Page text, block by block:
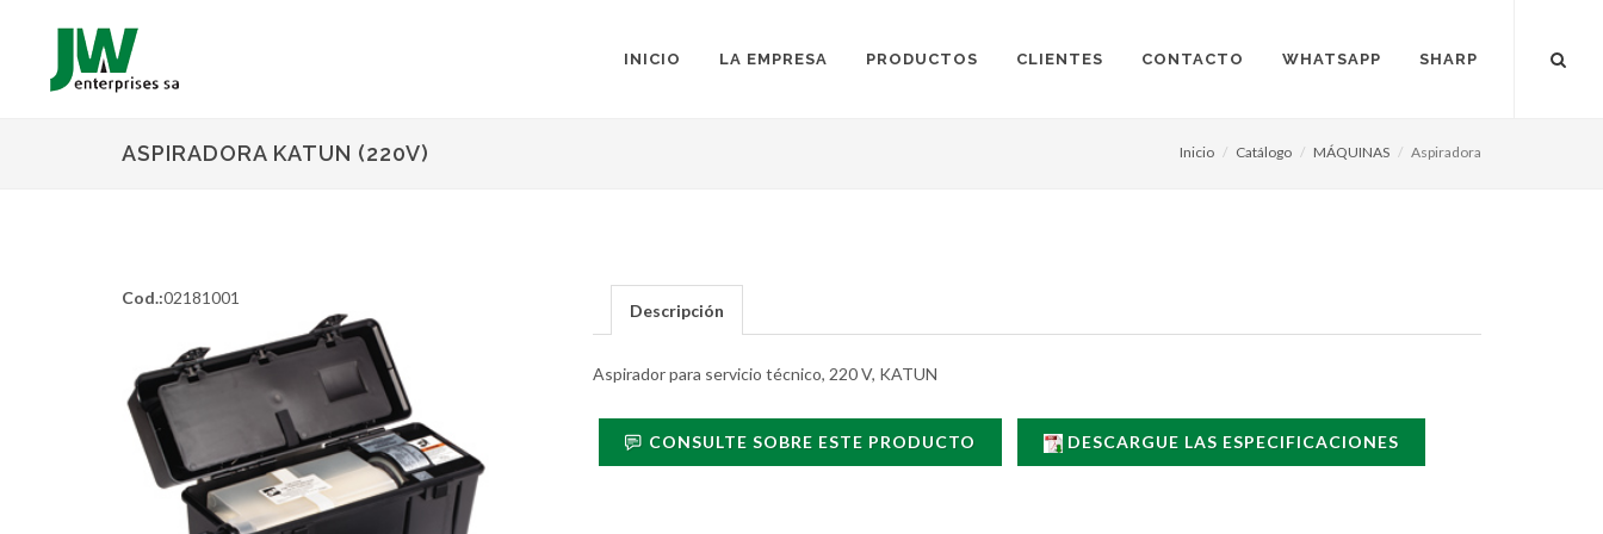
INICIO LA EMPRESA PRODUCTOS CLIENTES CONTACTO WHATSAPP SHARP
ASPIRADORA KATUN (220V) Inicio Catálogo MÁQUINAS Aspiradora
Cod.:02181001
Descripción
Aspirador para servicio técnico, 220 V, KATUN
CONSULTE SOBRE ESTE PRODUCTO DESCARGUE LAS ESPECIFICACIONES